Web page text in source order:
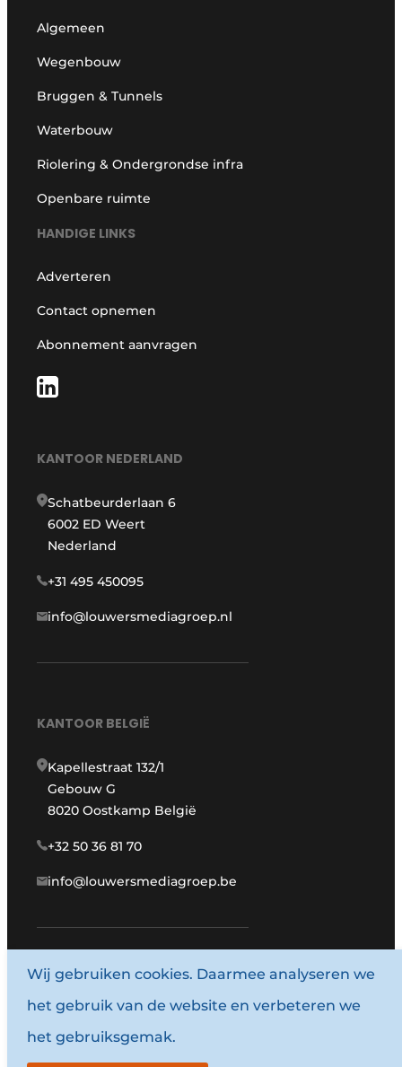
Algemeen
Wegenbouw
Bruggen & Tunnels
Waterbouw
Riolering & Ondergrondse infra
Openbare ruimte
HANDIGE LINKS
Adverteren
Contact opnemen
Abonnement aanvragen
KANTOOR NEDERLAND
Schatbeurderlaan 6
6002 ED Weert
Nederland
+31 495 450095
info@louwersmediagroep.nl
KANTOOR BELGIË
Kapellestraat 132/1
Gebouw G
8020 Oostkamp België
+32 50 36 81 70
info@louwersmediagroep.be
www.louwersmediagroep.com
© 1987 - 2026 Louwersmediagroep.
Algemene voorwaarden
Wij gebruiken cookies. Daarmee analyseren we
het gebruik van de website en verbeteren we
het gebruiksgemak.